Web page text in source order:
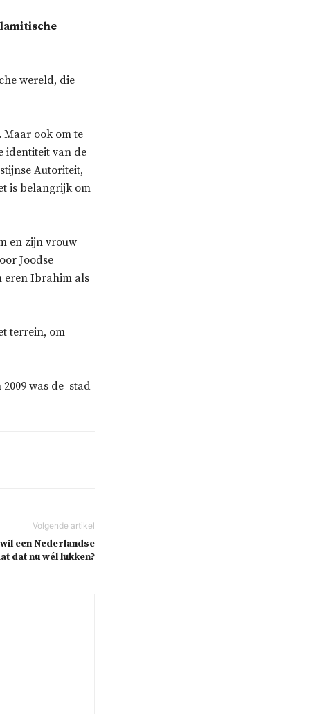
wereld, die
Maar ook om te
identiteit van de
Autoriteit,
is belangrijk om
en zijn vrouw
Joodse
eren Ibrahim als
terrein, om
was de stad
een Nederlandse
dat nu wél lukken?